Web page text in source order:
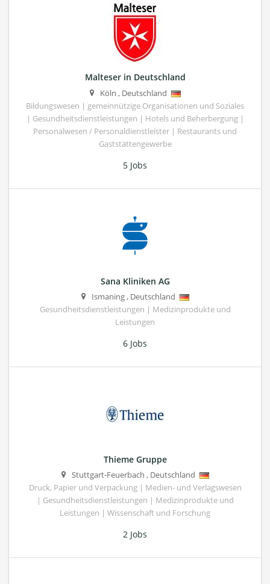
Malteser in Deutschland
Köln , Deutschland
Bildungswesen | gemeinnützige Organisationen und Soziales
| Gesundheitsdienstleistungen | Hotels und Beherbergung |
Personalwesen / Personaldienstleister | Restaurants und
Gaststättengewerbe
5 Jobs
Sana Kliniken AG
Ismaning, Deutschland
Gesundheitsdienstleistungen | Medizinprodukte und
Leistungen
6 Jobs
Thieme Gruppe
Stuttgart-Feuerbach , Deutschland
Druck, Papier und Verpackung | Medien- und Verlagswesen
| Gesundheitsdienstleistungen | Medizinprodukte und
Leistungen | Wissenschaft und Forschung
2 Jobs